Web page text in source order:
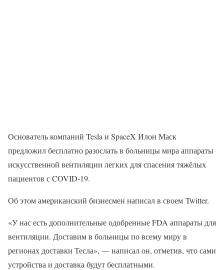
Основатель компаний Tesla и SpaceX Илон Маск
предложил бесплатно разослать в больницы мира аппараты
искусственной вентиляции легких для спасения тяжёлых
пациентов с COVID-19.
Об этом американский бизнесмен написал в своем Twitter.
«У нас есть дополнительные одобренные FDA аппараты для
вентиляции. Доставим в больницы по всему миру в
регионах доставки Тесла», — написал он, отметив, что сами
устройства и доставка будут бесплатными.